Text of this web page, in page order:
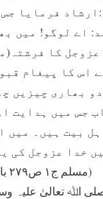
ارشاد فرمایا جس کا ترجمہ یہ ہے:
اے لوگو! میں
کا
اس کا پیغام
بھاری چیزیں
جس میں ہدایت
بیت ہیں۔ میں
(مسلم ج۱ ص۲۷۹ باب من فضائل علی)
اﷲ تعالیٰ علیہ